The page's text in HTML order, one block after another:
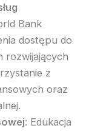
Bank
dostępu do
rozwijających
z
oraz
: Edukacja